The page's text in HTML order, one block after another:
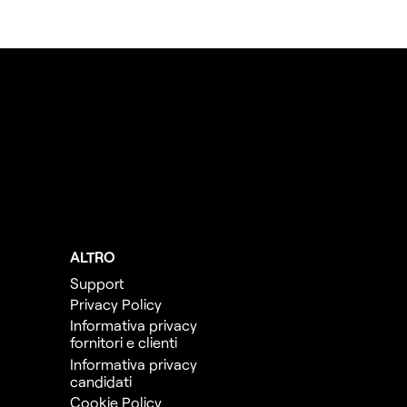
ALTRO
Support
Privacy Policy
Informativa privacy
fornitori e clienti
Informativa privacy
candidati
Cookie Policy